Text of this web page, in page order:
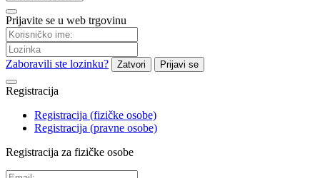
Prijavite se u web trgovinu
Zaboravili ste lozinku? Zatvori Prijavi se
Registracija
Registracija (fizičke osobe)
Registracija (pravne osobe)
Registracija za fizičke osobe